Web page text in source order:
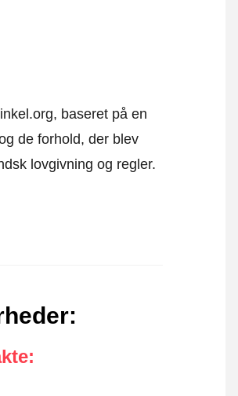
baseret på en
de forhold, der blev
lovgivning og regler.
:
: